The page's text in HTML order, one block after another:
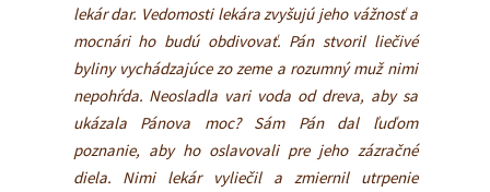
lekár dar. Vedomosti lekára zvyšujú jeho vážnosť a
mocnári ho budú obdivovať. Pán stvoril liečivé
byliny vychádzajúce zo zeme a rozumný muž nimi
nepohŕda. Neosladla vari voda od dreva, aby sa
ukázala Pánova moc? Sám Pán dal ľuďom
poznanie, aby ho oslavovali pre jeho zázračné
diela. Nimi lekár vyliečil a zmiernil utrpenie